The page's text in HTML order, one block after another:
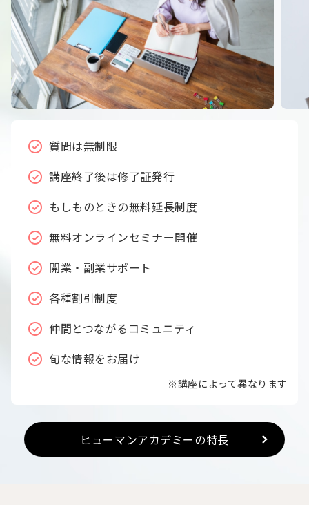
質問は無制限
講座終了後は修了証発行
もしものときの無料延長制度
無料オンラインセミナー開催
開業・副業サポート
各種割引制度
仲間とつながるコミュニティ
旬な情報をお届け
※講座によって異なります
ヒューマンアカデミーの特長